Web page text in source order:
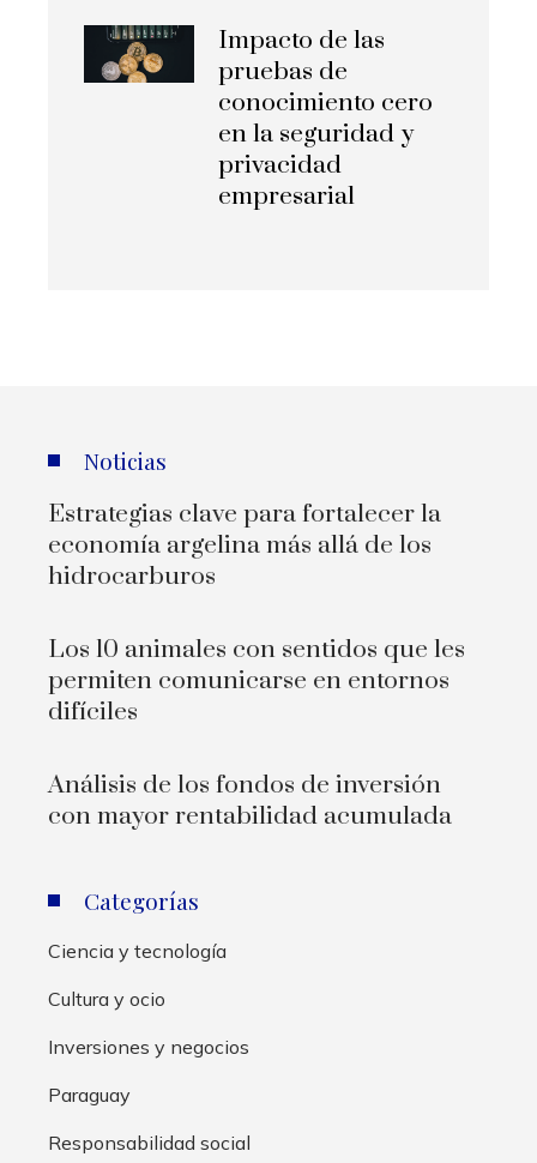
Impacto de las
pruebas de
conocimiento cero
en la seguridad y
privacidad
empresarial
Noticias
Estrategias clave para fortalecer la
economía argelina más allá de los
hidrocarburos
Los 10 animales con sentidos que les
permiten comunicarse en entornos
difíciles
Análisis de los fondos de inversión
con mayor rentabilidad acumulada
Categorías
Ciencia y tecnología
Cultura y ocio
Inversiones y negocios
Paraguay
Responsabilidad social